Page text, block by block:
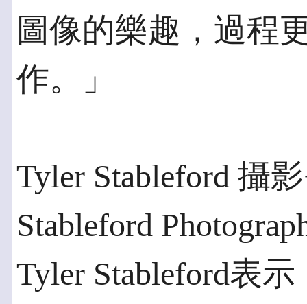
圖像的樂趣，過程
作。」
Tyler Stableford 攝
Stableford
Tyler Stableford表